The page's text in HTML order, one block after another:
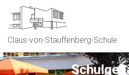
Claus-von-Stauffenberg-Schule